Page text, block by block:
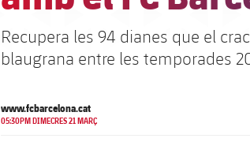
Recupera les 94 dianes que el
blaugrana entre les temporades
www.fcbarcelona.cat
05:30PM DIMECRES 21 MARÇ